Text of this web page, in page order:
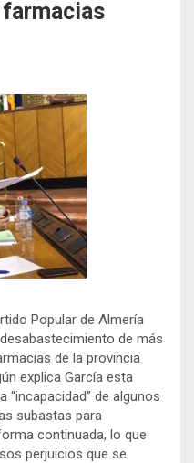
Popular de Almería
de más
de la provincia
explica García esta
“incapacidad” de algunos
subastas para
continuada, lo que
perjuicios que se